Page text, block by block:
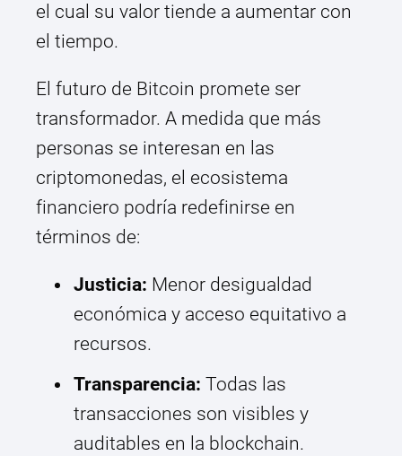
el cual su valor tiende a aumentar con
el tiempo.
El futuro de Bitcoin promete ser
transformador. A medida que más
personas se interesan en las
criptomonedas, el ecosistema
financiero podría redefinirse en
términos de:
Justicia: Menor desigualdad
económica y acceso equitativo a
recursos.
Transparencia: Todas las
transacciones son visibles y
auditables en la blockchain.